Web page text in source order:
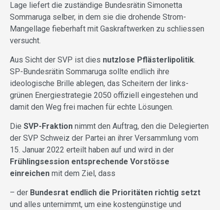
Lage liefert die zuständige Bundesrätin Simonetta
Sommaruga selber, in dem sie die drohende Strom-
Mangellage fieberhaft mit Gaskraftwerken zu schliessen
versucht.
Aus Sicht der SVP ist dies nutzlose Pflästerlipolitik.
SP-Bundesrätin Sommaruga sollte endlich ihre
ideologische Brille ablegen, das Scheitern der links-
grünen Energiestrategie 2050 offiziell eingestehen und
damit den Weg frei machen für echte Lösungen.
Die SVP-Fraktion nimmt den Auftrag, den die Delegierten
der SVP Schweiz der Partei an ihrer Versammlung vom
15. Januar 2022 erteilt haben auf und wird in der
Frühlingsession entsprechende Vorstösse
einreichen mit dem Ziel, dass
– der Bundesrat endlich die Prioritäten richtig setzt
und alles unternimmt, um eine kostengünstige und